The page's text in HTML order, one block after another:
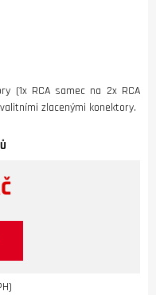
(1x RCA samec na 2x RCA
zlacenými konektory.